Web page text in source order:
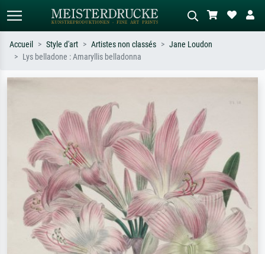
impressionnisme, vague de Hokusai,
nu.
tableau sombre, nu debout près d'un
arbre.
Accueil Style d'art Artistes non classés
Jane Loudon
Lys belladone : Amaryllis belladonna